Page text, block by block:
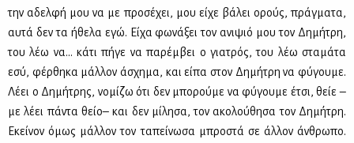
την αδελ­φή μου να με προ­σέ­χει, μου εί­χε βά­λει ορούς, πράγ­μα­τα,
αυ­τά δεν τα ήθε­λα εγώ. Εί­χα φω­νά­ξει τον ανι­ψιό μου τον Δη­μή­τρη,
του λέω να… κά­τι πή­γε να πα­ρέμ­βει ο για­τρός, του λέω στα­μά­τα
εσύ, φέρ­θη­κα μάλ­λον άσχη­μα, και εί­πα στον Δη­μή­τρη να φύ­γου­με.
Λέ­ει ο Δη­μή­τρης, νο­μί­ζω ότι δεν μπο­ρού­με να φύ­γου­με έτσι, θείε –
με λέ­ει πά­ντα θείο– και δεν μί­λη­σα, τον ακο­λού­θη­σα τον Δη­μή­τρη.
Εκεί­νον όμως μάλ­λον τον τα­πεί­νω­σα μπρο­στά σε άλ­λον άν­θρω­πο.